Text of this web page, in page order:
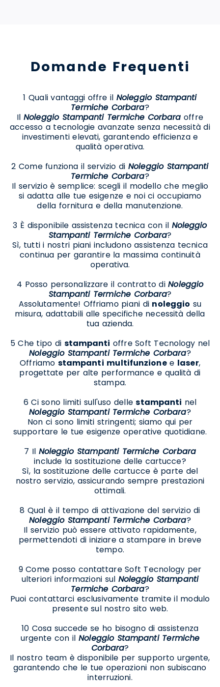
Domande Frequenti
1 Quali vantaggi offre ilNoleggio Stampanti
Termiche Corbara?
IlNoleggio Stampanti Termiche Corbara offre
accesso a tecnologie avanzate senza necessità di
investimenti elevati, garantendo efficienza e
qualità operativa.
2 Come funziona il servizio diNoleggio Stampanti
Termiche Corbara?
Il servizio è semplice: scegli il modello che meglio
si adatta alle tue esigenze e noi ci occupiamo
della fornitura e della manutenzione.
3 È disponibile assistenza tecnica con il Noleggio
Stampanti Termiche Corbara?
Sì, tutti i nostri piani includono assistenza tecnica
continua per garantire la massima continuità
operativa.
4 Posso personalizzare il contratto diNoleggio
Stampanti Termiche Corbara?
Assolutamente! Offriamo piani di noleggio su
misura, adattabili alle specifiche necessità della
tua azienda.
5 Che tipo di stampanti offre Soft Tecnology nel
Noleggio Stampanti Termiche Corbara?
Offriamo stampanti multifunzionee laser,
progettate per alte performance e qualità di
stampa.
6 Ci sono limiti sull'uso dellestampanti nel
Noleggio Stampanti Termiche Corbara?
Non ci sono limiti stringenti; siamo qui per
supportare le tue esigenze operative quotidiane.
7 Il Noleggio Stampanti Termiche Corbara
include la sostituzione delle cartucce?
Sì, la sostituzione delle cartucce è parte del
nostro servizio, assicurando sempre prestazioni
ottimali.
8 Qual è il tempo di attivazione del servizio di
Noleggio Stampanti Termiche Corbara?
Il servizio può essere attivato rapidamente,
permettendoti di iniziare a stampare in breve
tempo.
9 Come posso contattare Soft Tecnology per
ulteriori informazioni sul Noleggio Stampanti
Termiche Corbara?
Puoi contattarci esclusivamente tramite il modulo
presente sul nostro sito web.
10 Cosa succede se ho bisogno di assistenza
urgente con ilNoleggio Stampanti Termiche
Corbara?
Il nostro team è disponibile per supporto urgente,
garantendo che le tue operazioni non subiscano
interruzioni.